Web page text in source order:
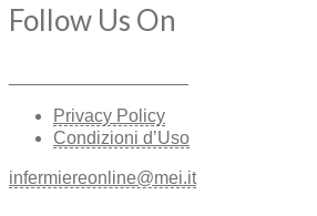
Follow Us On
Privacy Policy
Condizioni d’Uso
infermiereonline@mei.it